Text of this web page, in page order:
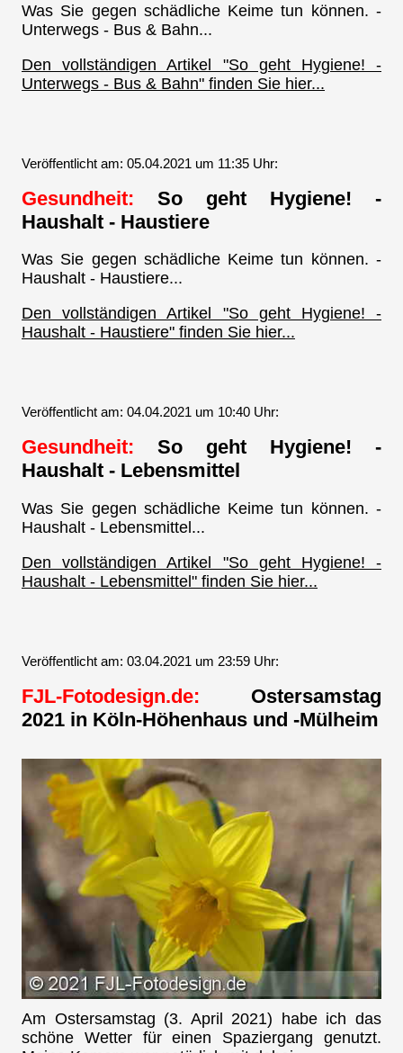
Was Sie gegen schädliche Keime tun können. -
Unterwegs - Bus & Bahn...
Den vollständigen Artikel "So geht Hygiene! -
Unterwegs - Bus & Bahn" finden Sie hier...
Veröffentlicht am: 05.04.2021 um 11:35 Uhr:
Gesundheit: So geht Hygiene! -
Haushalt - Haustiere
Was Sie gegen schädliche Keime tun können. -
Haushalt - Haustiere...
Den vollständigen Artikel "So geht Hygiene! -
Haushalt - Haustiere" finden Sie hier...
Veröffentlicht am: 04.04.2021 um 10:40 Uhr:
Gesundheit: So geht Hygiene! -
Haushalt - Lebensmittel
Was Sie gegen schädliche Keime tun können. -
Haushalt - Lebensmittel...
Den vollständigen Artikel "So geht Hygiene! -
Haushalt - Lebensmittel" finden Sie hier...
Veröffentlicht am: 03.04.2021 um 23:59 Uhr:
FJL-Fotodesign.de: Ostersamstag
2021 in Köln-Höhenhaus und -Mülheim
Am Ostersamstag (3. April 2021) habe ich das
schöne Wetter für einen Spaziergang genutzt.